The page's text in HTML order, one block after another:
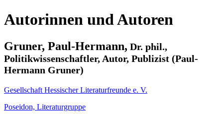
Autorinnen und Autoren
Gruner, Paul-Hermann, Dr. phil.,
Politikwissenschaftler, Autor, Publizist (Paul-
Hermann Gruner)
Gesellschaft Hessischer Literaturfreunde e. V.
Poseidon, Literaturgruppe